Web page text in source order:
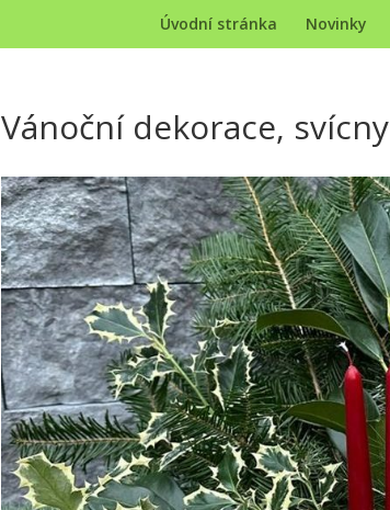
Úvodní stránka Novinky
Vánoční dekorace, svícny